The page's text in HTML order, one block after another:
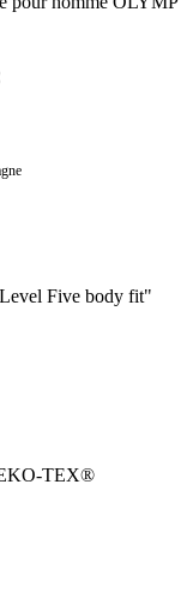
Five body fit"
TEX®